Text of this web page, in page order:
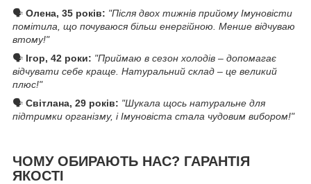
🗣 Олена, 35 років: "Після двох тижнів прийому Імуновісти
помітила, що почуваюся більш енергійною. Менше відчуваю
втому!"
🗣 Ігор, 42 роки: "Приймаю в сезон холодів – допомагає
відчувати себе краще. Натуральний склад – це великий
плюс!"
🗣 Світлана, 29 років: "Шукала щось натуральне для
підтримки організму, і Імуновіста стала чудовим вибором!"
ЧОМУ ОБИРАЮТЬ НАС? ГАРАНТІЯ
ЯКОСТІ